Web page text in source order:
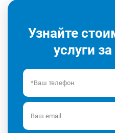
Узнайте
услуги